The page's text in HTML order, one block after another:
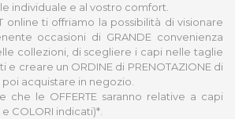
individuale e al vostro comfort.
online ti offriamo la possibilità di visionare
occasioni di GRANDE convenienza
collezioni, di scegliere i capi nelle taglie
e creare un ORDINE di PRENOTAZIONE di
acquistare in negozio.
che le OFFERTE saranno relative a capi
COLORI indicati)*.